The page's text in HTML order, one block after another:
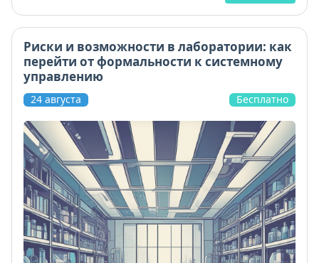
Риски и возможности в лаборатории: как
перейти от формальности к системному
управлению
24 августа Бесплатно